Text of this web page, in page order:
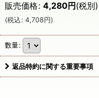
販売価格: 4,280円(税別)
(税込: 4,708円)
数量:
返品特約に関する重要事項